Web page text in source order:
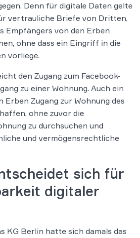
Denn für digitale Daten gelte
vertrauliche Briefe von Dritten,
Empfängers von den Erben
ohne dass ein Eingriff in die
vorliege.
den Zugang zum Facebook-
zu einer Wohnung. Auch ein
Erben Zugang zur Wohnung des
ohne zuvor die
zu durchsuchen und
und vermögensrechtliche
sich für
digitaler
KG Berlin hatte sich damals das